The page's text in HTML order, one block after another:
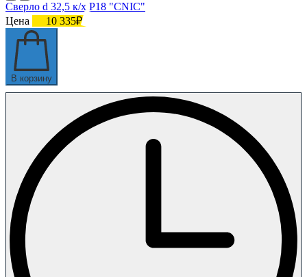
Сверло d 32,5 к/х Р18 "CNIC"
Цена
10 335₽
В корзину